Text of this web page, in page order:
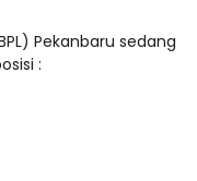
Pekanbaru sedang
: